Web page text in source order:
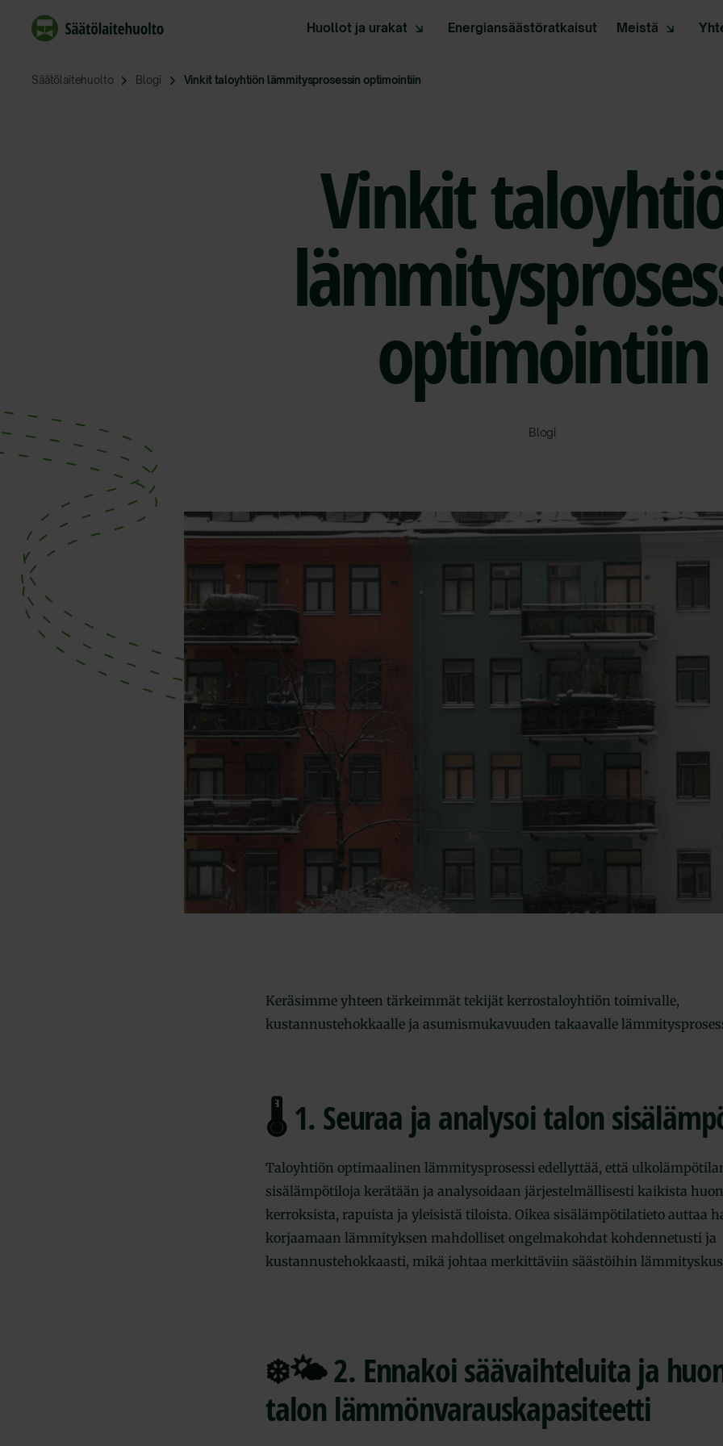
sisältöön
Huollot ja urakat Energiansäästöratkaisut Meistä
Vinkit
optimointiin
Blogi
Keräsimme yhteen tärkeimmät tekijät kerrostaloyhtiön toimivalle,
kustannustehokkaalle ja asumismukavuuden takaavalle
🌡️ 1. Seuraa ja analysoi talon
Taloyhtiön optimaalinen lämmitysprosessi edellyttää, että
sisälämpötiloja kerätään ja analysoidaan järjestelmällisesti kaikista
kerroksista, rapuista ja yleisistä tiloista. Oikea sisälämpötilatieto auttaa
korjaamaan lämmityksen mahdolliset ongelmakohdat kohdennetusti ja
kustannustehokkaasti, mikä johtaa merkittäviin säästöihin
❄️🌤️2. Ennakoi säävaihteluita ja
talon lämmönvarauskapasiteetti
Säätölaitehuolto Blogi Vinkit taloyhtiön lämmitysprosessin optimointiin